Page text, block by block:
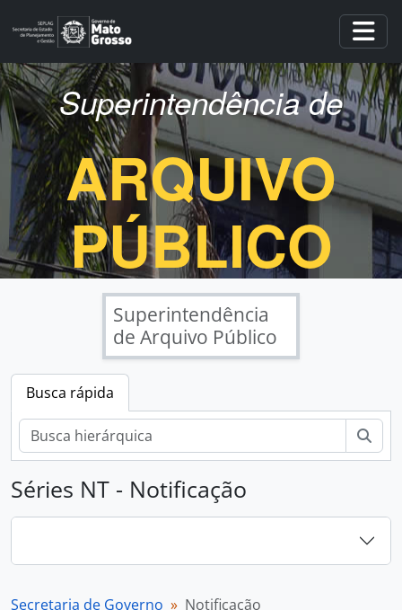
Skip to main content
Superintendência de
ARQUIVO
PÚBLICO
Superintendência
de Arquivo Público
Busca rápida
Séries NT - Notificação
Secretaria de Governo Notificação